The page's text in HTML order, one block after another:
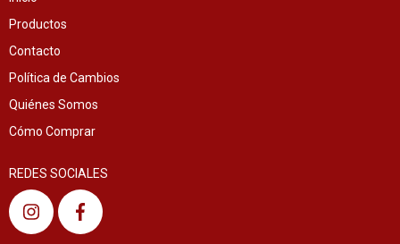
Productos
Contacto
Política de Cambios
Quiénes Somos
Cómo Comprar
REDES SOCIALES